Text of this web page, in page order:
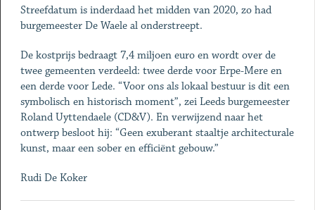
Streefdatum is inderdaad het midden van 2020, zo had
burgemeester De Waele al onderstreept.
De kostprijs bedraagt 7,4 miljoen euro en wordt over de
twee gemeenten verdeeld: twee derde voor Erpe-Mere en
een derde voor Lede. “Voor ons als lokaal bestuur is dit een
symbolisch en historisch moment”, zei Leeds burgemeester
Roland Uyttendaele (CD&V). En verwijzend naar het
ontwerp besloot hij: “Geen exuberant staaltje architecturale
kunst, maar een sober en efficiënt gebouw.”
Rudi De Koker